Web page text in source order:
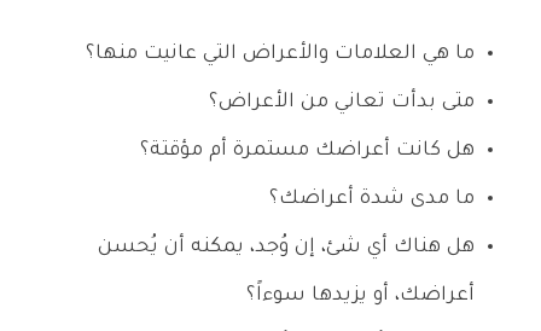
ما هي العلامات والأعراض التي عانيت منها؟
متى بدأت تعاني من الأعراض؟
هل كانت أعراضك مستمرة أم مؤقتة؟
ما مدى شدة أعراضك؟
هل هناك أي شئ، إن وُجد، يمكنه أن يُحسن
أعراضك، أو يزيدها سوءاً؟